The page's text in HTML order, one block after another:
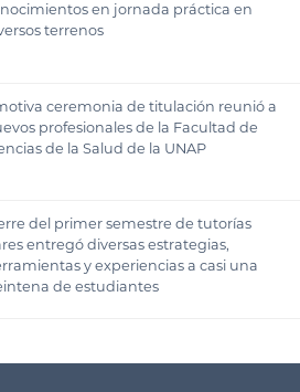
en jornada práctica en
terrenos
ceremonia de titulación reunió a
profesionales de la Facultad de
de la Salud de la UNAP
del primer semestre de tutorías
entregó diversas estrategias,
y experiencias a casi una
de estudiantes